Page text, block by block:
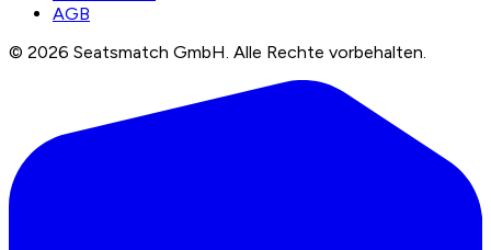
AGB
© 2026 Seatsmatch GmbH. Alle Rechte vorbehalten.